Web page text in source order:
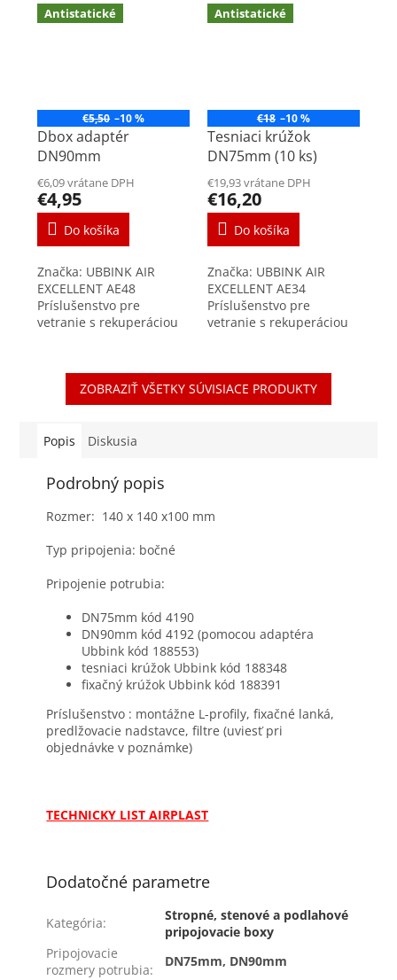
Antistatické
€5,50 –10 %
Dbox adaptér
DN90mm
€6,09 vrátane DPH
€4,95
Do košíka
Značka: UBBINK AIR
EXCELLENT AE48
Príslušenstvo pre
vetranie s rekuperáciou
AE48c rozmer DN90mm
na akýkoľvek rozvodný
box z rady...
Antistatické
€18 –10 %
Tesniaci krúžok
DN75mm (10 ks)
€19,93 vrátane DPH
€16,20
Do košíka
Značka: UBBINK AIR
EXCELLENT AE34
Príslušenstvo pre
vetranie s rekuperáciou
systému Vzduchotesnosť
triedy D/+ - 2000Pa je...
ZOBRAZIŤ VŠETKY SÚVISIACE PRODUKTY
Popis Diskusia
Podrobný popis
Rozmer: 140 x 140 x100 mm
Typ pripojenia: bočné
Pripojenie potrubia:
DN75mm kód 4190
DN90mm kód 4192 (pomocou adaptéra
Ubbink kód 188553)
tesniaci krúžok Ubbink kód 188348
fixačný krúžok Ubbink kód 188391
Príslušenstvo : montážne L-profily, fixačné lanká,
predlžovacie nadstavce, filtre (uviesť pri
objednávke v poznámke)
TECHNICKY LIST AIRPLAST
Dodatočné parametre
Kategória:
Stropné, stenové a podlahové
pripojovacie boxy
Pripojovacie
rozmery potrubia:
DN75mm, DN90mm